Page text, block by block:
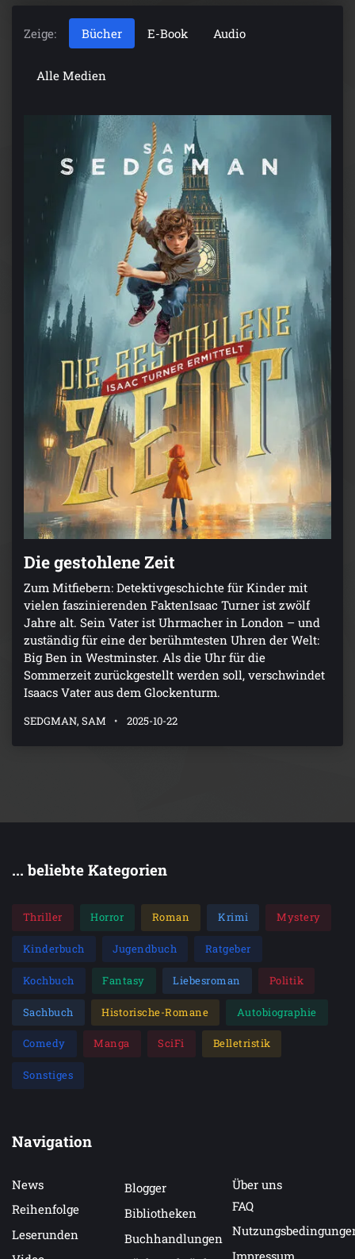
Zeige: Bücher E-Book Audio
Alle Medien
Die gestohlene Zeit
Zum Mitfiebern: Detektivgeschichte für Kinder mit
vielen faszinierenden FaktenIsaac Turner ist zwölf
Jahre alt. Sein Vater ist Uhrmacher in London – und
zuständig für eine der berühmtesten Uhren der Welt:
Big Ben in Westminster. Als die Uhr für die
Sommerzeit zurückgestellt werden soll, verschwindet
Isaacs Vater aus dem Glockenturm.
SEDGMAN, SAM 2025-10-22
... beliebte Kategorien
Thriller Horror Roman Krimi Mystery
Kinderbuch Jugendbuch Ratgeber
Kochbuch Fantasy Liebesroman Politik
Sachbuch Historische-Romane Autobiographie
Comedy Manga SciFi Belletristik
Sonstiges
Navigation
News
Reihenfolge
Leserunden
Blogger
Bibliotheken
Buchhandlungen
Über uns
FAQ
Impressum